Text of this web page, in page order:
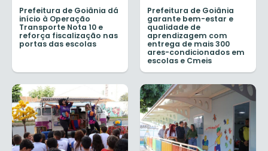
Prefeitura de Goiânia dá
início à Operação
Transporte Nota 10 e
reforça fiscalização nas
portas das escolas
Prefeitura de Goiânia
garante bem-estar e
qualidade de
aprendizagem com
entrega de mais 300
ares-condicionados em
escolas e Cmeis